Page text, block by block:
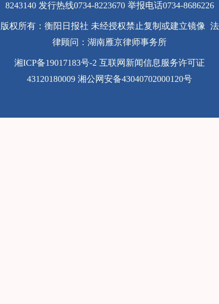
8243140 发行热线0734-8223670 举报电话0734-8686226
版权所有：衡阳日报社 未经授权禁止复制或建立镜像 法
律顾问：湖南雁京律师事务所
湘ICP备19017183号-2 互联网新闻信息服务许可证
43120180009 湘公网安备43040702000120号